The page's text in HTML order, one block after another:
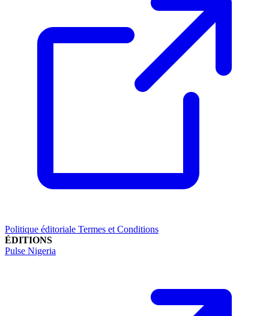
Politique éditoriale Termes et Conditions
ÉDITIONS
Pulse Nigeria